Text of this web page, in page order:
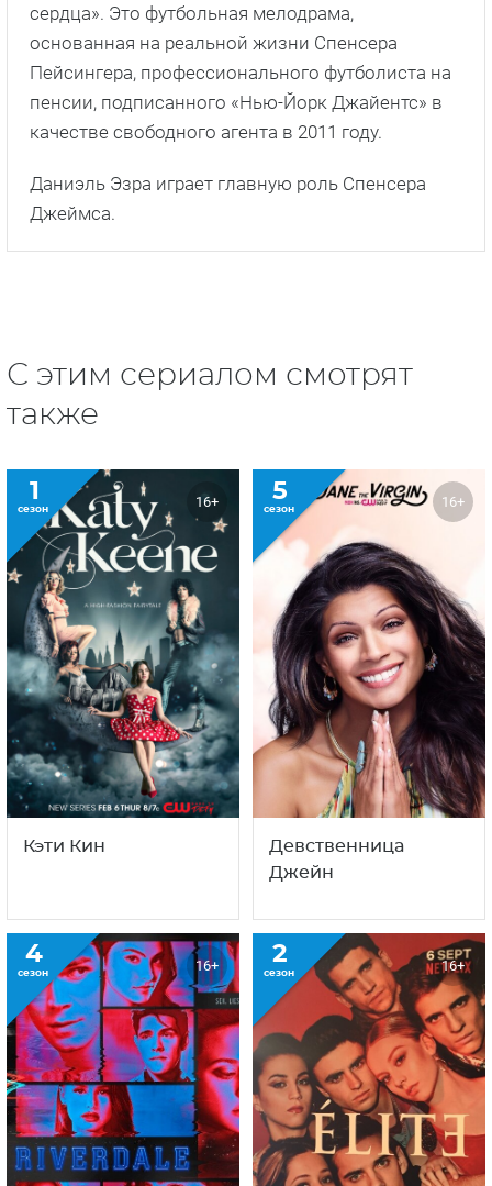
сердца». Это футбольная мелодрама,
основанная на реальной жизни Спенсера
Пейсингера, профессионального футболиста на
пенсии, подписанного «Нью-Йорк Джайентс» в
качестве свободного агента в 2011 году.
Даниэль Эзра играет главную роль Спенсера
Джеймса.
С этим сериалом смотрят
также
1 5